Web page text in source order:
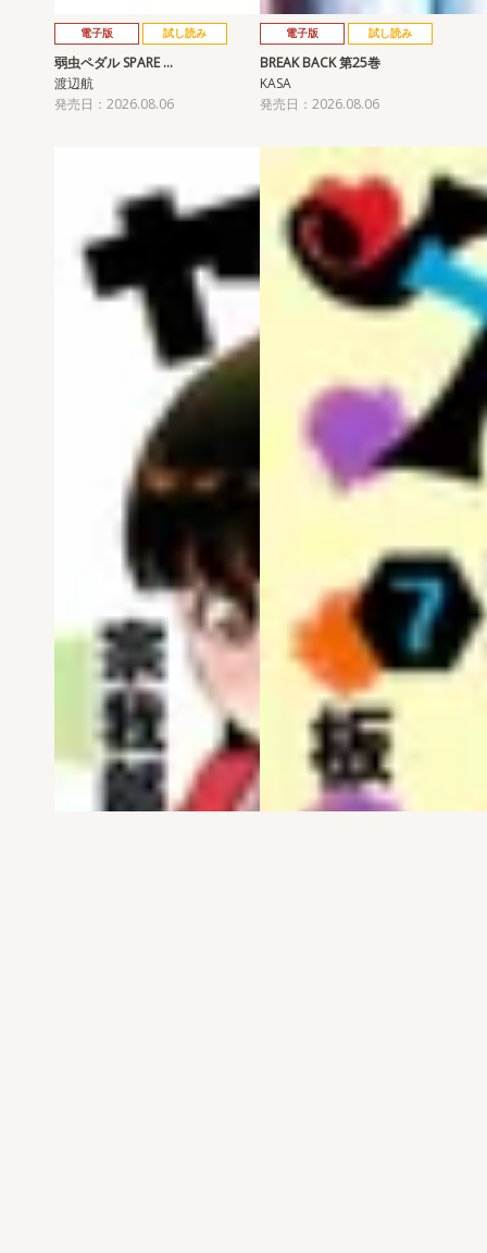
電子版 試し読み
弱虫ペダル SPARE …
渡辺航
発売日：2026.08.06
電子版 試し読み
BREAK BACK 第25巻
KASA
発売日：2026.08.06